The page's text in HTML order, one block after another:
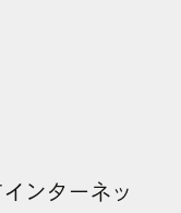
ンターネッ